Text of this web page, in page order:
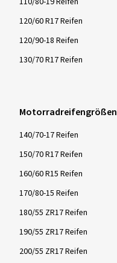
120/60 R17 Reifen
120/90-18 Reifen
130/70 R17 Reifen
Motorradreifengrößen
140/70-17 Reifen
150/70 R17 Reifen
160/60 R15 Reifen
170/80-15 Reifen
180/55 ZR17 Reifen
190/55 ZR17 Reifen
200/55 ZR17 Reifen